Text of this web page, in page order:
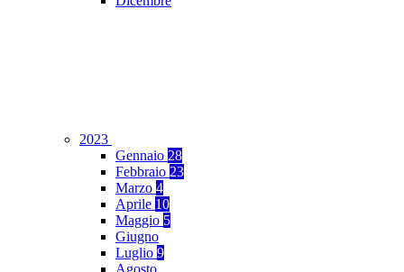
2023
Gennaio 28
Febbraio 23
Marzo 4
Aprile 10
Maggio 5
Giugno
Luglio 9